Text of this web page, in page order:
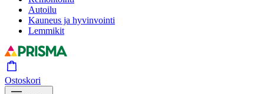
Autoilu
Kauneus ja hyvinvointi
Lemmikit
Ostoskori